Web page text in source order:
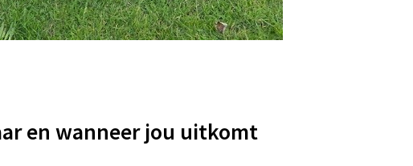
en wanneer jou uitkomt